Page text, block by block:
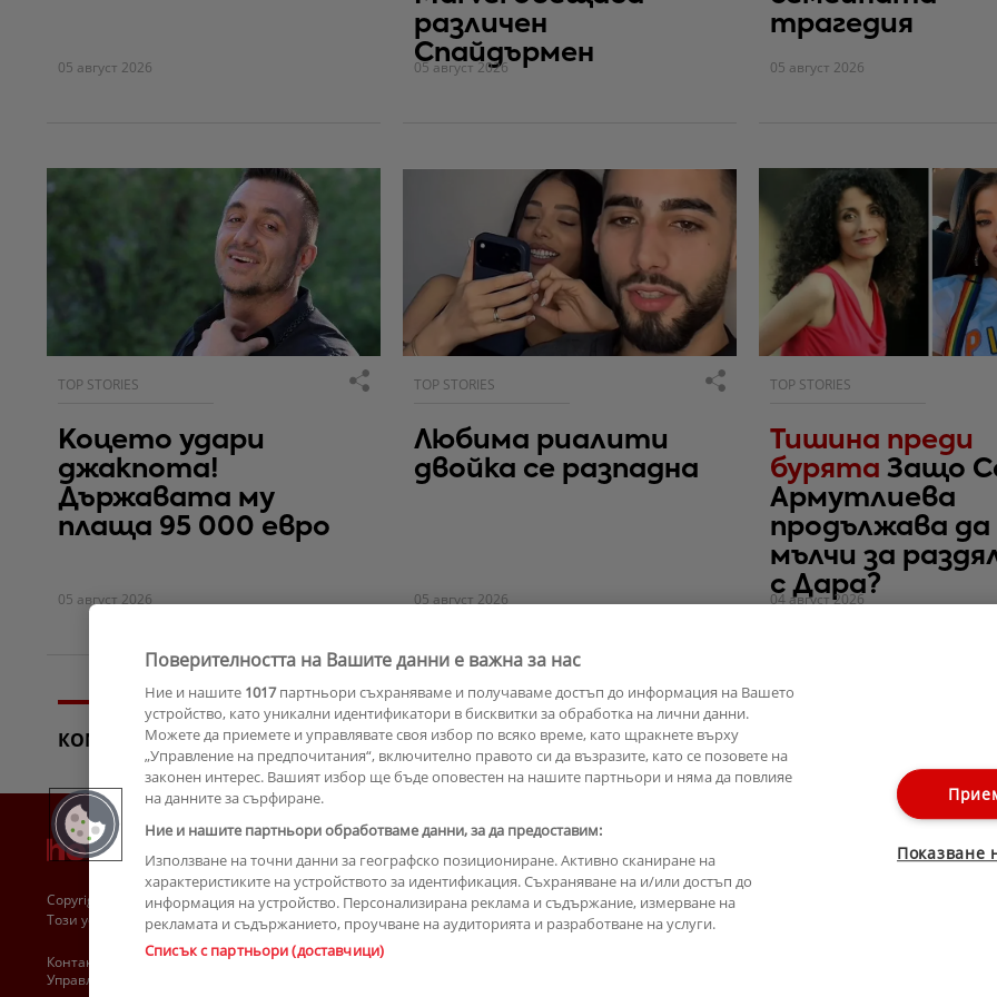
05 август 2026
различен
Спайдърмен
05 август 2026
трагедия
05 август 2026
TOP STORIES
Коцето удари
джакпота!
Държавата му
плаща 95 000 евро
05 август 2026
TOP STORIES
Любима риалити
двойка се разпадна
05 август 2026
TOP STORIES
Тишина преди
бурята Защо
Армутлиева
продължава да
мълчи за
с Дара?
04 август 2026
КОМЕНТАРИ
Copyright © 2007-2026 Hotnews.bg. Всички права запазени.
Този уебсайт е собственост на Sportal Media Group
Контакти За рекламa Общи условия Етични правила на НСС
Управление на предпочитания
Поверителността на Вашите данни е важна за нас
Ние и нашите 1017партньори съхраняваме и получаваме достъп до информация на Вашето
устройство, като уникални идентификатори в бисквитки за обработка на лични данни.
Можете да приемете и управлявате своя избор по всяко време, като щракнете върху
„Управление на предпочитания“, включително правото си да възразите, като се позовете на
законен интерес. Вашият избор ще бъде оповестен на нашите партньори и няма да повлияе
на данните за сърфиране.
Ние и нашите партньори обработваме данни, за да предоставим:
Използване на точни данни за географско позициониране. Активно сканиране на
характеристиките на устройството за идентификация. Съхраняване на и/или достъп до
информация на устройство. Персонализирана реклама и съдържание, измерване на
рекламата и съдържанието, проучване на аудиторията и разработване на услуги.
Списък с партньори (доставчици)
Показване